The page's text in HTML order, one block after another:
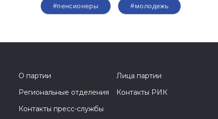
#пенсионеры #молодежь
О партии
Лица партии
Региональные отделения
Контакты РИК
Контакты пресс-службы